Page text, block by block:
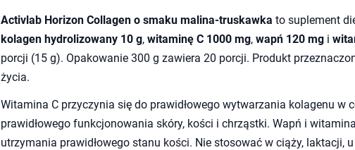
Activlab Horizon Collagen o smaku malina-truskawka to suplement
kolagen hydrolizowany 10 g, witaminę C 1000 mg, wapń 120 mgi
porcji (15 g). Opakowanie 300 g zawiera 20 porcji. Produkt
życia.
Witamina C przyczynia się do prawidłowego wytwarzania kolagenu w
prawidłowego funkcjonowania skóry, kości i chrząstki. Wapń i
utrzymania prawidłowego stanu kości. Nie stosować w ciąży, laktacji,